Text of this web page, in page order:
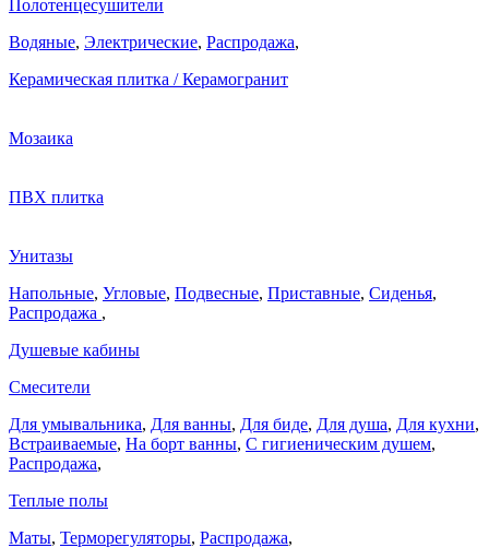
Полотенцесушители
Водяные, Электрические, Распродажа,
Керамическая плитка / Керамогранит
Мозаика
ПВХ плитка
Унитазы
Напольные, Угловые, Подвесные, Приставные, Сиденья,
Распродажа ,
Душевые кабины
Смесители
Для умывальника, Для ванны, Для биде, Для душа, Для кухни,
Встраиваемые, На борт ванны, C гигиеническим душем,
Распродажа,
Теплые полы
Маты, Терморегуляторы, Распродажа,